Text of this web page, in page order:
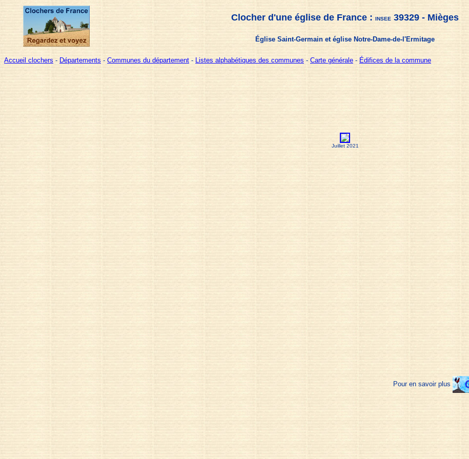
Clocher d'une église de France : INSEE39329 - Mièges
Église Saint-Germain et église Notre-Dame-de-l'Ermitage
Accueil clochers - Départements - Communes du département - Listes alphabétiques des communes - Carte générale - Édifices de la commune
Juillet 2021
Pour en savoir plus